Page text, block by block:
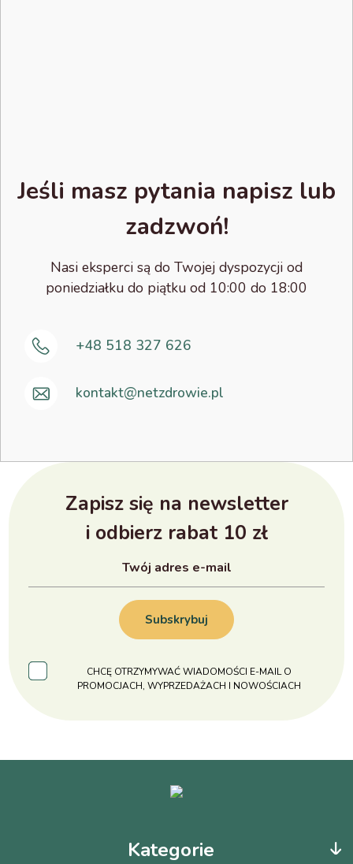
Jeśli masz pytania napisz lub
zadzwoń!
Nasi eksperci są do Twojej dyspozycji od
poniedziałku do piątku od 10:00 do 18:00
+48 518 327 626
kontakt@netzdrowie.pl
Zapisz się na newsletter
i odbierz rabat 10 zł
Subskrybuj
CHCĘ OTRZYMYWAĆ WIADOMOŚCI E-MAIL O
PROMOCJACH, WYPRZEDAŻACH I NOWOŚCIACH
Kategorie